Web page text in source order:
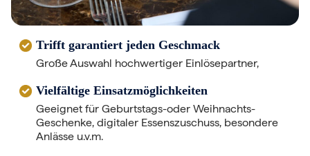
Trifft garantiert jeden Geschmack
Große Auswahl hochwertiger Einlösepartner,
Vielfältige Einsatzmöglichkeiten
Geeignet für Geburtstags-oder Weihnachts-
Geschenke, digitaler Essenszuschuss, besondere
Anlässe u.v.m.